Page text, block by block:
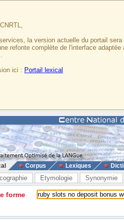
la version actuelle du portail
refonte complète de l'interface
ici : Portail lexical
Corpus Lexiques
Etymologie Synonymie
forme